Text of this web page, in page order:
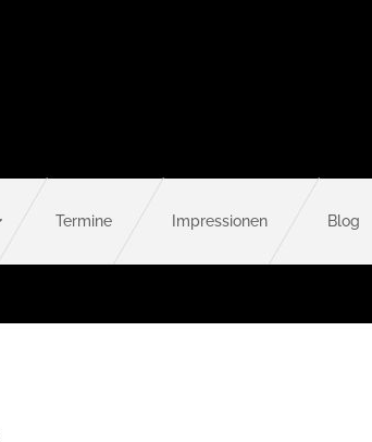
Termine Impressionen Blog